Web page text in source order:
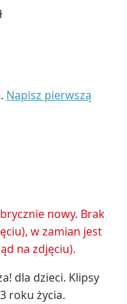
Napisz pierwszą
nowy. Brak
w zamian jest
na zdjęciu).
dla dzieci. Klipsy
roku życia.